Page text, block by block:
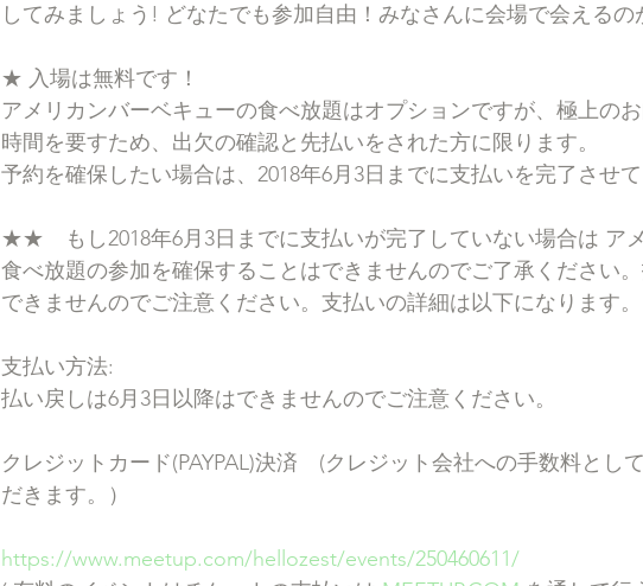
してみましょう! どなたでも参加自由！みなさんに会場で会えるの
★ 入場は無料です！
アメリカンバーベキューの食べ放題はオプションですが、極上の
時間を要すため、出欠の確認と先払いをされた方に限ります。
予約を確保したい場合は、2018年6月3日までに支払いを完了させて
★★　もし2018年6月3日までに支払いが完了していない場合は ア
食べ放題の参加を確保することはできませんのでご了承ください
できませんのでご注意ください。支払いの詳細は以下になります。
支払い方法:
払い戻しは6月3日以降はできませんのでご注意ください。
クレジットカード(PAYPAL)決済　(クレジット会社への手数料とし
だきます。）
https://www.meetup.com/hellozest/events/250460611/